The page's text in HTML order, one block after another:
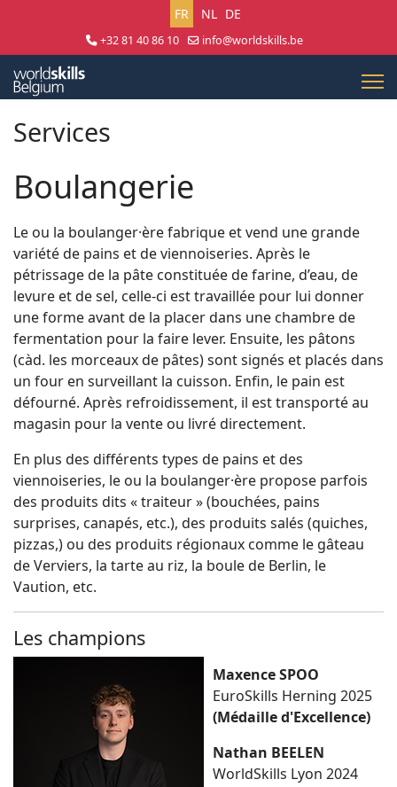
Sélectionnez votre langue
FR NL DE
+32 81 40 86 10
info@worldskills.be
Services
Boulangerie
Le ou la boulanger·ère fabrique et vend une grande
variété de pains et de viennoiseries. Après le
pétrissage de la pâte constituée de farine, d’eau, de
levure et de sel, celle-ci est travaillée pour lui donner
une forme avant de la placer dans une chambre de
fermentation pour la faire lever. Ensuite, les pâtons
(càd. les morceaux de pâtes) sont signés et placés dans
un four en surveillant la cuisson. Enfin, le pain est
défourné. Après refroidissement, il est transporté au
magasin pour la vente ou livré directement.
En plus des différents types de pains et des
viennoiseries, le ou la boulanger·ère propose parfois
des produits dits « traiteur » (bouchées, pains
surprises, canapés, etc.), des produits salés (quiches,
pizzas,) ou des produits régionaux comme le gâteau
de Verviers, la tarte au riz, la boule de Berlin, le
Vaution, etc.
Les champions
Maxence SPOO
EuroSkills Herning 2025
(Médaille d'Excellence)
Nathan BEELEN
WorldSkills Lyon 2024